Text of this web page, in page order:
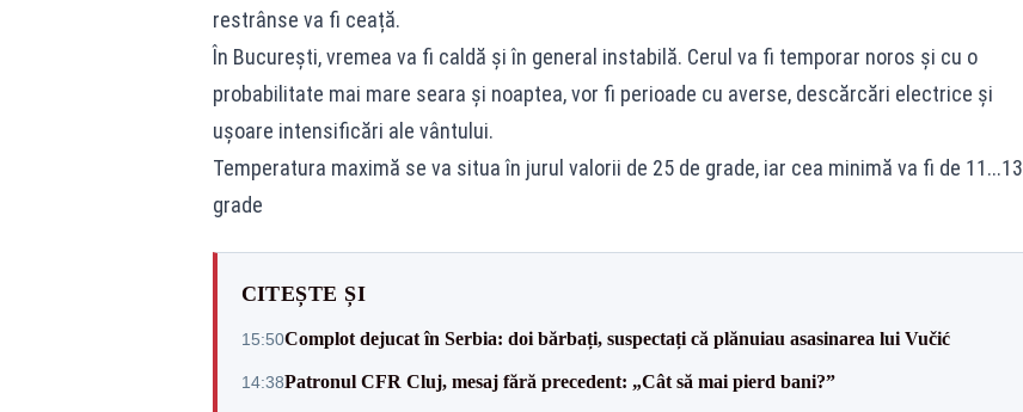
restrânse va fi ceață.
În București, vremea va fi caldă și în general instabilă. Cerul va fi temporar noros și cu o
probabilitate mai mare seara și noaptea, vor fi perioade cu averse, descărcări electrice și
ușoare intensificări ale vântului.
Temperatura maximă se va situa în jurul valorii de 25 de grade, iar cea minimă va fi de 11...13
grade
CITEȘTE ȘI
15:50Complot dejucat în Serbia: doi bărbați, suspectați că plănuiau asasinarea lui Vučić
14:38Patronul CFR Cluj, mesaj fără precedent: „Cât să mai pierd bani?”